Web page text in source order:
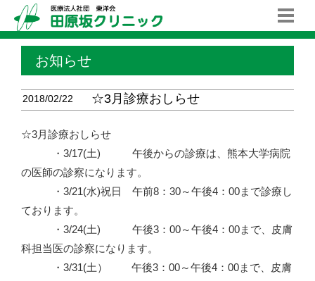
お知らせ
2018/02/22 ☆3月診療おしらせ
☆3月診療おしらせ
・3/17(土) 午後からの診療は、熊本大学病院
の医師の診察になります。
・3/21(水)祝日 午前8：30～午後4：00まで診療し
ております。
・3/24(土) 午後3：00～午後4：00まで、皮膚
科担当医の診察になります。
・3/31(土） 午後3：00～午後4：00まで、皮膚